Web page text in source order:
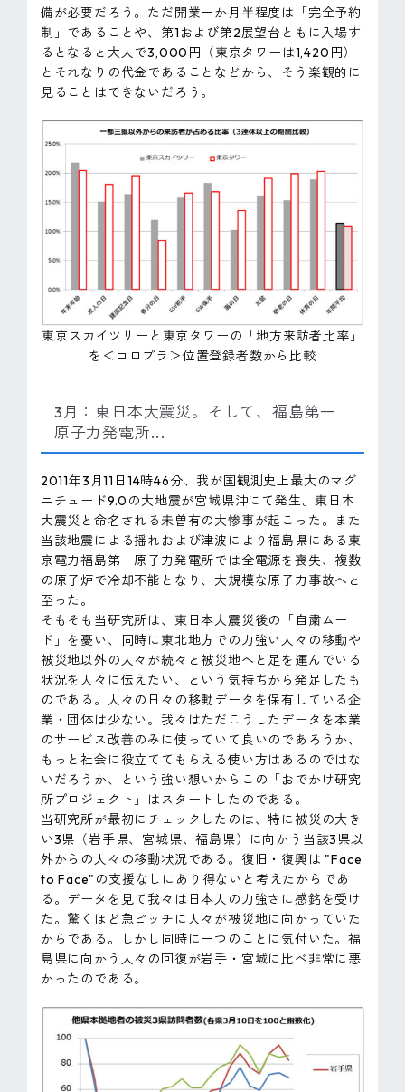
備が必要だろう。ただ開業一か月半程度は「完全予約
制」であることや、第1および第2展望台ともに入場す
るとなると大人で3,000円（東京タワーは1,420円）
とそれなりの代金であることなどから、そう楽観的に
見ることはできないだろう。
東京スカイツリーと東京タワーの「地方来訪者比率」
を＜コロプラ＞位置登録者数から比較
3月：東日本大震災。そして、福島第一
原子力発電所...
2011年3月11日14時46分、我が国観測史上最大のマグ
ニチュード9.0の大地震が宮城県沖にて発生。東日本
大震災と命名される未曽有の大惨事が起こった。また
当該地震による揺れおよび津波により福島県にある東
京電力福島第一原子力発電所では全電源を喪失、複数
の原子炉で冷却不能となり、大規模な原子力事故へと
至った。
そもそも当研究所は、東日本大震災後の「自粛ムー
ド」を憂い、同時に東北地方での力強い人々の移動や
被災地以外の人々が続々と被災地へと足を運んでいる
状況を人々に伝えたい、という気持ちから発足したも
のである。人々の日々の移動データを保有している企
業・団体は少ない。我々はただこうしたデータを本業
のサービス改善のみに使っていて良いのであろうか、
もっと社会に役立ててもらえる使い方はあるのではな
いだろうか、という強い想いからこの「おでかけ研究
所プロジェクト」はスタートしたのである。
当研究所が最初にチェックしたのは、特に被災の大き
い3県（岩手県、宮城県、福島県）に向かう当該3県以
外からの人々の移動状況である。復旧・復興は "Face
to Face"の支援なしにあり得ないと考えたからであ
る。データを見て我々は日本人の力強さに感銘を受け
た。驚くほど急ピッチに人々が被災地に向かっていた
からである。しかし同時に一つのことに気付いた。福
島県に向かう人々の回復が岩手・宮城に比べ非常に悪
かったのである。